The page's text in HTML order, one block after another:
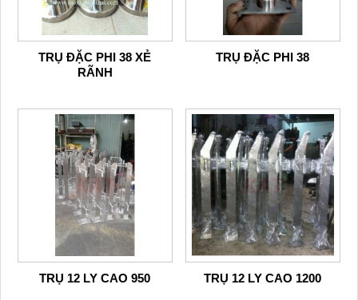
TRỤ ĐẶC PHI 38 XẺ
RÃNH
TRỤ ĐẶC PHI 38
TRỤ 12 LY CAO 950 TRỤ 12 LY CAO 1200